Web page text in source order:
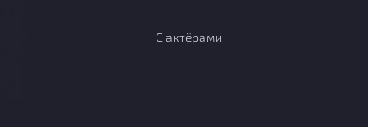
С актёрами